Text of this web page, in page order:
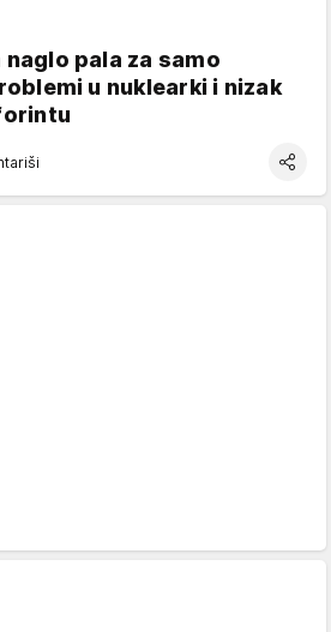
pala za samo
u nuklearki i nizak